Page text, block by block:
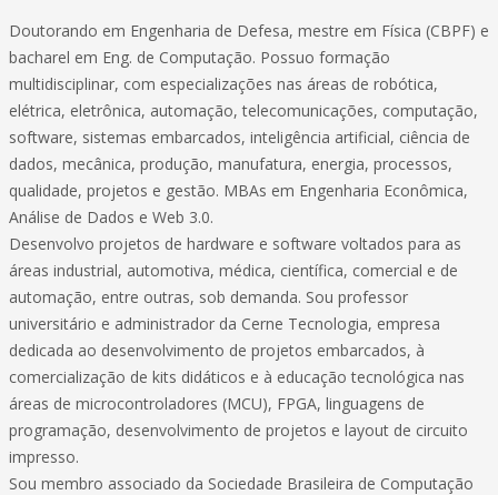
Doutorando em Engenharia de Defesa, mestre em Física (CBPF) e
bacharel em Eng. de Computação. Possuo formação
multidisciplinar, com especializações nas áreas de robótica,
elétrica, eletrônica, automação, telecomunicações, computação,
software, sistemas embarcados, inteligência artificial, ciência de
dados, mecânica, produção, manufatura, energia, processos,
qualidade, projetos e gestão. MBAs em Engenharia Econômica,
Análise de Dados e Web 3.0.
Desenvolvo projetos de hardware e software voltados para as
áreas industrial, automotiva, médica, científica, comercial e de
automação, entre outras, sob demanda. Sou professor
universitário e administrador da Cerne Tecnologia, empresa
dedicada ao desenvolvimento de projetos embarcados, à
comercialização de kits didáticos e à educação tecnológica nas
áreas de microcontroladores (MCU), FPGA, linguagens de
programação, desenvolvimento de projetos e layout de circuito
impresso.
Sou membro associado da Sociedade Brasileira de Computação